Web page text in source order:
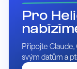
Pro
Připojte
svým datům a